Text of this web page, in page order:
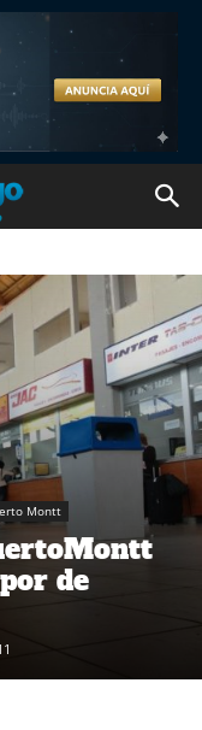
Montt
de